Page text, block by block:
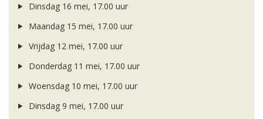
Dinsdag 16 mei, 17.00 uur
Maandag 15 mei, 17.00 uur
Vrijdag 12 mei, 17.00 uur
Donderdag 11 mei, 17.00 uur
Woensdag 10 mei, 17.00 uur
Dinsdag 9 mei, 17.00 uur